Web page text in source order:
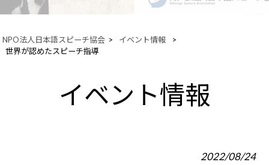
NPO法人日本語スピーチ協会 > イベント情報
>
世界が認めたスピーチ指導
イベント情報
2022/08/24